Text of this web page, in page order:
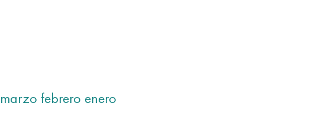
marzo febrero enero